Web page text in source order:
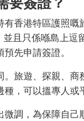
香港特區護照嘅
並且只係喺島上
先申請簽證。
旅遊、探親、
，可以搵專人或
調，為保障自